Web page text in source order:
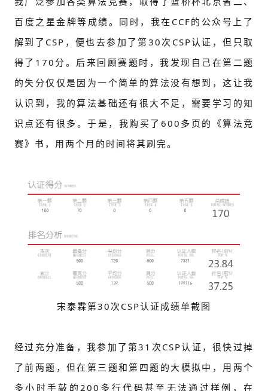
百度之星金牌等成绩。同时，我在CCF的公众号上了
解到了CSP，便也去参加了第30次CSP认证，但只取
得了170分。后来回顾赛题时，我发现自己在第二题
的失分仅仅是因为一个简单的算法没有想到，这让我
认识到，我的算法基础还有很大不足，需要学习的知
识点还有很多。于是，我购买了600多页的《算法竞
赛》书，用两个月的时间将其刷完。
宋泰霖第30次CSP认证成绩单截图
经过充分准备，我参加了第31次CSP认证，很快过掉
了前两题，但在第三题和第四题的大模拟中，用两个
多小时手敲的200多行代码甚至无法通过样例，在